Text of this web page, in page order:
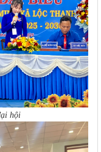
hội